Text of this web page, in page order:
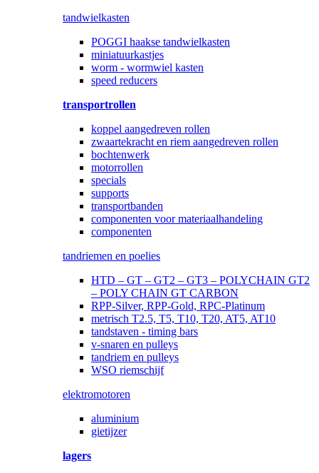
tandwielkasten
POGGI haakse tandwielkasten
miniatuurkastjes
worm - wormwiel kasten
speed reducers
transportrollen
koppel aangedreven rollen
zwaartekracht en riem aangedreven rollen
bochtenwerk
motorrollen
specials
supports
transportbanden
componenten voor materiaalhandeling
componenten
tandriemen en poelies
HTD – GT – GT2 – GT3 – POLYCHAIN GT2
– POLY CHAIN GT CARBON
RPP-Silver, RPP-Gold, RPC-Platinum
metrisch T2.5, T5, T10, T20, AT5, AT10
tandstaven - timing bars
v-snaren en pulleys
tandriem en pulleys
WSO riemschijf
elektromotoren
aluminium
gietijzer
lagers